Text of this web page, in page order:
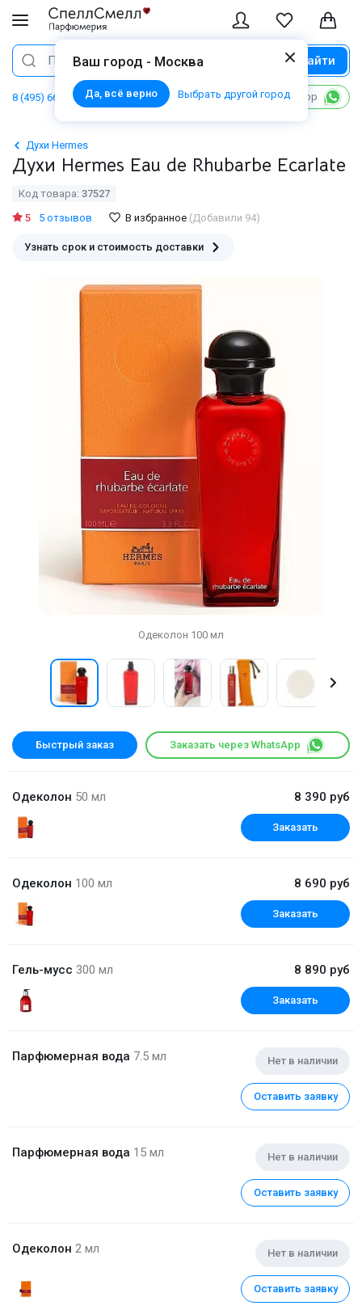
Ваш город - Москва
Да, всё верно Выбрать другой город
Поиск Найти
8 (495) 668 06 02 Написать в WhatsApp
Духи Hermes
Духи Hermes Eau de Rhubarbe Ecarlate
Код товара: 37527
5
5 отзывов В избранное (Добавили 94)
Узнать срок и стоимость доставки
Одеколон 100 мл
Быстрый заказ Заказать через WhatsApp
Одеколон 50 мл 8 390 руб
Заказать
Одеколон 100 мл 8 690 руб
Заказать
Гель-мусс 300 мл 8 890 руб
Заказать
Парфюмерная вода 7.5 мл Нет в наличии
Оставить заявку
Парфюмерная вода 15 мл Нет в наличии
Оставить заявку
Одеколон 2 мл Нет в наличии
Оставить заявку